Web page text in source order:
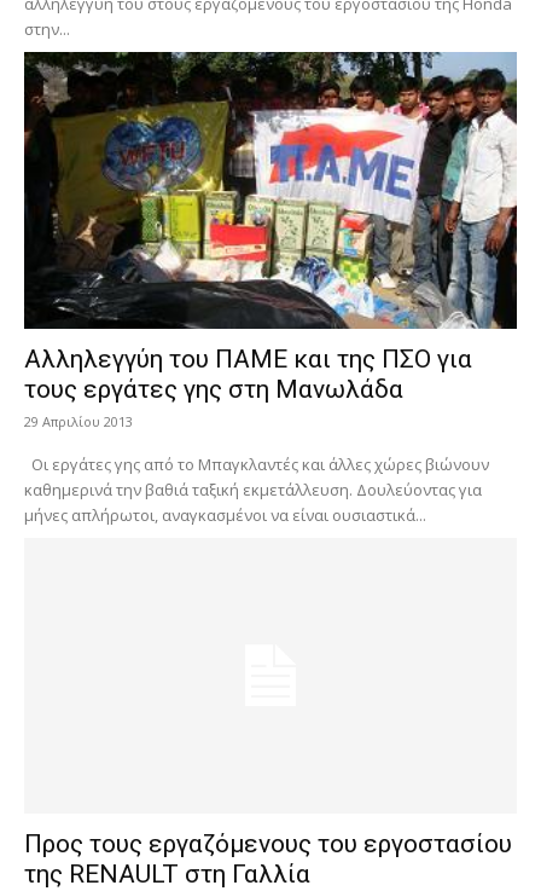
στην...
Αλληλεγγύη του ΠΑΜΕ και της ΠΣΟ για
τους εργάτες γης στη Μανωλάδα
29 Απριλίου 2013
Οι εργάτες γης από το Μπαγκλαντές και άλλες χώρες βιώνουν
καθημερινά την βαθιά ταξική εκμετάλλευση. Δουλεύοντας για
μήνες απλήρωτοι, αναγκασμένοι να είναι ουσιαστικά...
Προς τους εργαζόμενους του εργοστασίου
της RENAULT στη Γαλλία